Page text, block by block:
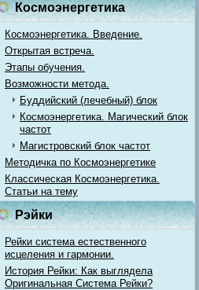
Космоэнергетика
Космоэнергетика. Введение.
Открытая встреча.
Этапы обучения.
Возможности метода.
Буддийский (лечебный) блок
Космоэнергетика. Магический блок
частот
Магистровский блок частот
Методичка по Космоэнергетике
Классическая Космоэнергетика.
Статьи на тему
Рэйки
Рейки система естественного
исцеления и гармонии.
История Рейки: Как выглядела
Оригинальная Система Рейки?